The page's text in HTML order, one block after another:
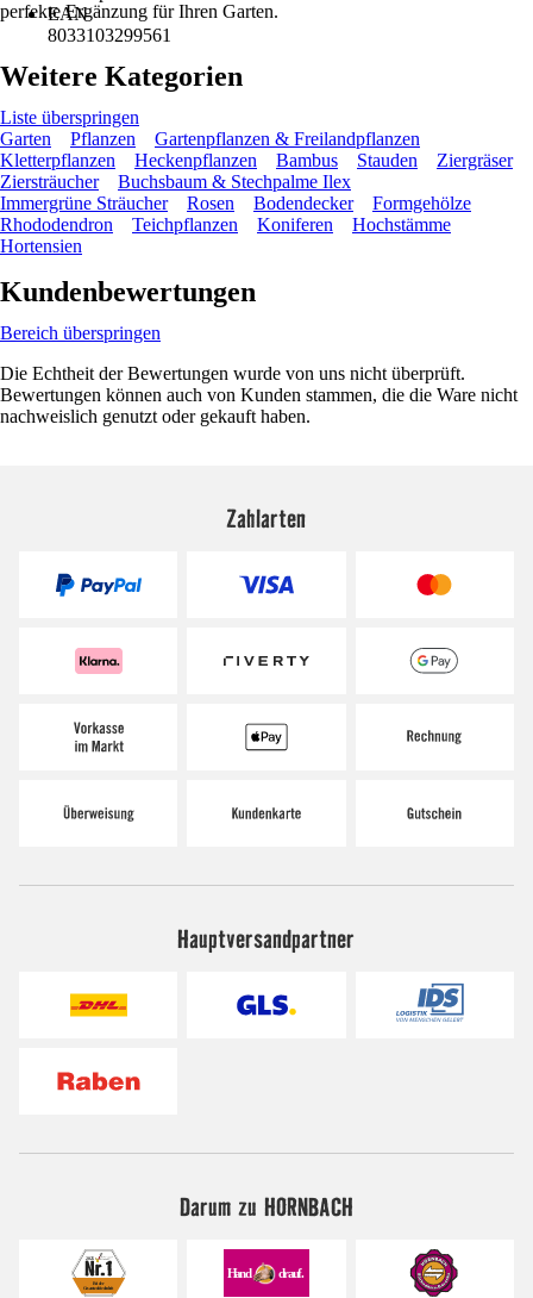
EAN
8033103299561
perfekte Ergänzung für Ihren Garten.
Weitere Kategorien
Liste überspringen
Garten
Pflanzen
Gartenpflanzen & Freilandpflanzen
Kletterpflanzen
Heckenpflanzen Bambus Stauden
Ziergräser
Ziersträucher
Buchsbaum & Stechpalme Ilex
Immergrüne Sträucher
Rosen Bodendecker
Formgehölze
Rhododendron
Teichpflanzen Koniferen
Hochstämme
Hortensien
Kundenbewertungen
Bereich überspringen
Die Echtheit der Bewertungen wurde von uns nicht überprüft.
Bewertungen können auch von Kunden stammen, die die Ware nicht
nachweislich genutzt oder gekauft haben.
Zahlarten
Hauptversandpartner
Darum zu HORNBACH